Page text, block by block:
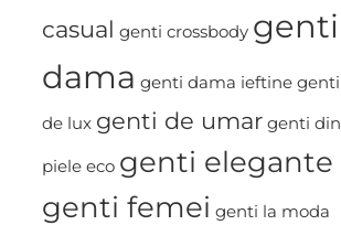
casual genti crossbody genti
dama genti dama ieftine genti
de lux genti de umar genti din
piele eco genti elegante
genti femei genti la moda